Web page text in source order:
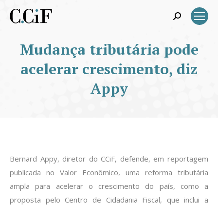
Search:
Mudança tributária pode
acelerar crescimento, diz
Appy
Bernard Appy, diretor do CCiF, defende, em reportagem
publicada no Valor Econômico, uma reforma tributária
ampla para acelerar o crescimento do país, como a
proposta pelo Centro de Cidadania Fiscal, que inclui a